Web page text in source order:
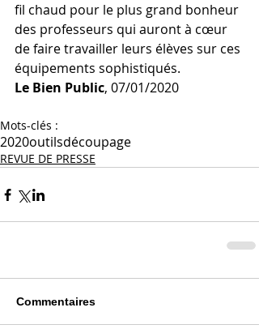
fil chaud pour le plus grand bonheur
des professeurs qui auront à cœur
de faire travailler leurs élèves sur ces
équipements sophistiqués.
Le Bien Public, 07/01/2020
Mots-clés :
2020outilsdécoupage
REVUE DE PRESSE
Commentaires